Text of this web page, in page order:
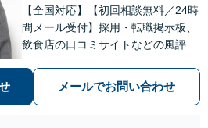
【全国対応】【初回相談無料／24時
間メール受付】採用・転職掲示板、
飲食店の口コミサイトなどの風評被
の種類を問わず相談可。可能な限り
早期対応で駆けつけサポート【労
メールでお問い合わせ